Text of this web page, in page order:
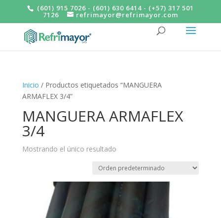
(601) 915 7026 - (601) 630 6414 - (+57) 317 501
7126 refrimayor@refrimayor.com
Inicio / Productos etiquetados “MANGUERA
ARMAFLEX 3/4”
MANGUERA ARMAFLEX
3/4
Mostrando el único resultado